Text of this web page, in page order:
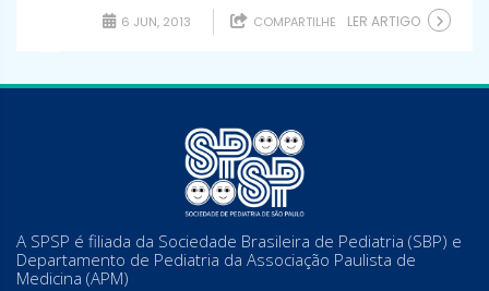
6 JUN, 2013 COMPARTILHE LER ARTIGO
A SPSP é filiada da Sociedade Brasileira de Pediatria (SBP) e
Departamento de Pediatria da Associação Paulista de
Medicina (APM)